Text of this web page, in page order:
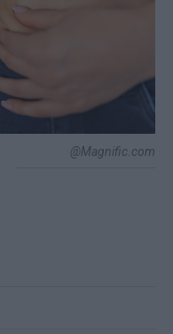
@Magnific.com